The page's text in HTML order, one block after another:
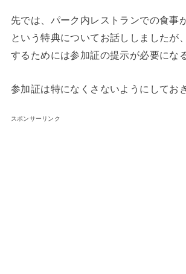
先では、パーク内レストランでの食事
という特典についてお話ししましたが
するためには参加証の提示が必要にな
参加証は特になくさないようにしてお
スポンサーリンク